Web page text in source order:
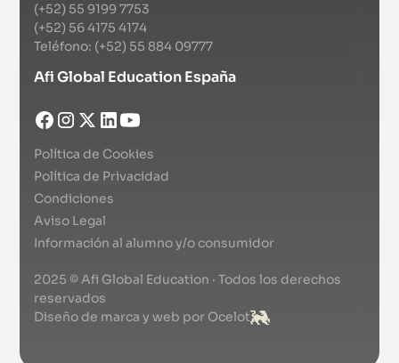
(+52) 55 9199 7753
(+52) 56 4175 4174
Teléfono: (+52) 55 884 09777
Afi Global Education España
Política de Cookies
Política de Privacidad
Condiciones
Aviso Legal
Información al alumno y/o consumidor
2025 © Afi Global Education · Todos los derechos
reservados
Diseño de marca y web por Ocelot